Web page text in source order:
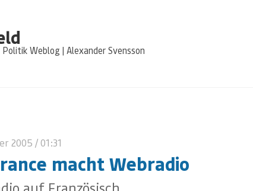
Weblog | Alexander Svensson
2005 / 01:31
macht Webradio